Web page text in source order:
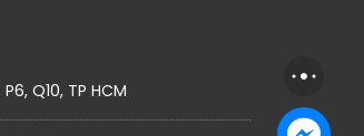
Q10, TP HCM